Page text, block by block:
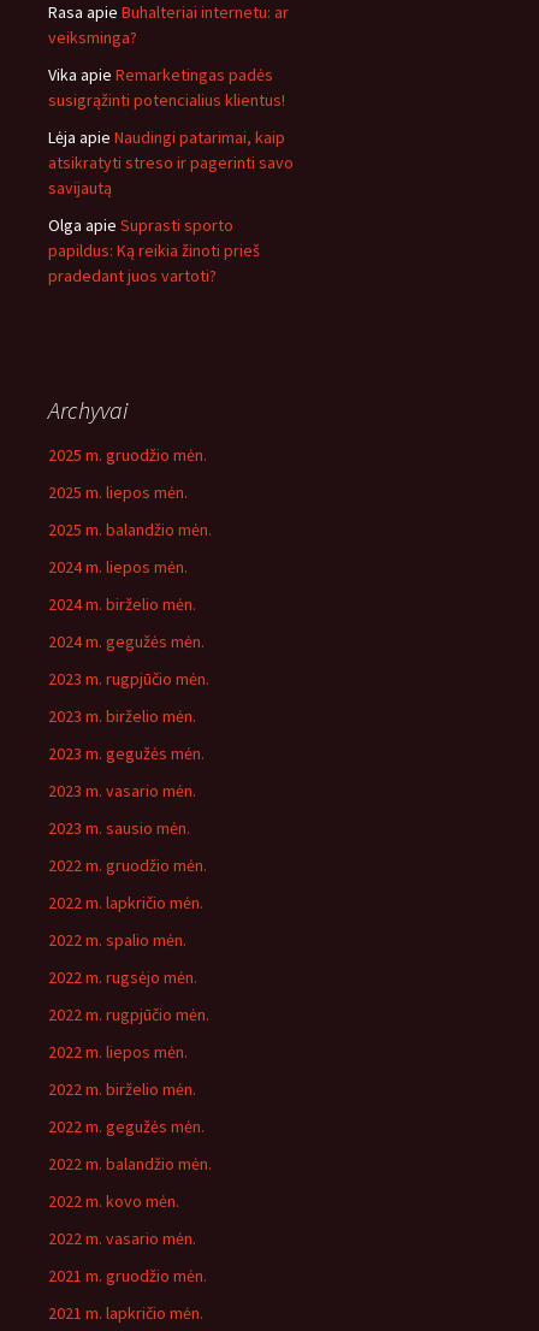
Rasa apie Buhalteriai internetu: ar
veiksminga?
Vika apie Remarketingas padės
susigrąžinti potencialius klientus!
Lėja apie Naudingi patarimai, kaip
atsikratyti streso ir pagerinti savo
savijautą
Olga apie Suprasti sporto
papildus: Ką reikia žinoti prieš
pradedant juos vartoti?
Archyvai
2025 m. gruodžio mėn.
2025 m. liepos mėn.
2025 m. balandžio mėn.
2024 m. liepos mėn.
2024 m. birželio mėn.
2024 m. gegužės mėn.
2023 m. rugpjūčio mėn.
2023 m. birželio mėn.
2023 m. gegužės mėn.
2023 m. vasario mėn.
2023 m. sausio mėn.
2022 m. gruodžio mėn.
2022 m. lapkričio mėn.
2022 m. spalio mėn.
2022 m. rugsėjo mėn.
2022 m. rugpjūčio mėn.
2022 m. liepos mėn.
2022 m. birželio mėn.
2022 m. gegužės mėn.
2022 m. balandžio mėn.
2022 m. kovo mėn.
2022 m. vasario mėn.
2021 m. gruodžio mėn.
2021 m. lapkričio mėn.